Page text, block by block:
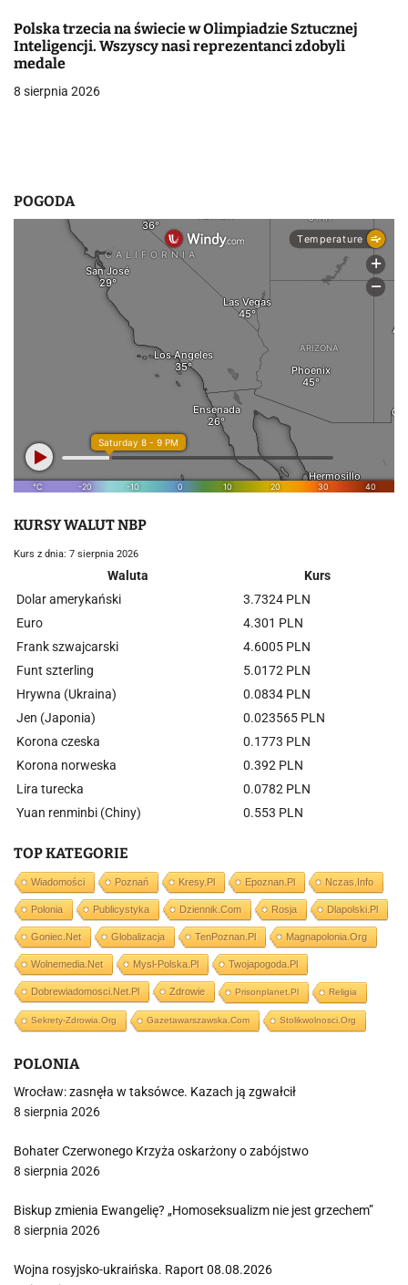
s
u
Polska trzecia na świecie w Olimpiadzie Sztucznej
Inteligencji. Wszyscy nasi reprezentanci zdobyli
medale
8 sierpnia 2026
POGODA
KURSY WALUT NBP
Kurs z dnia: 7 sierpnia 2026
Waluta
Kurs
Dolar amerykański
3.7324 PLN
Euro
4.301 PLN
Frank szwajcarski
4.6005 PLN
Funt szterling
5.0172 PLN
Hrywna (Ukraina)
0.0834 PLN
Jen (Japonia)
0.023565 PLN
Korona czeska
0.1773 PLN
Korona norweska
0.392 PLN
Lira turecka
0.0782 PLN
Yuan renminbi (Chiny)
0.553 PLN
TOP KATEGORIE
Wiadomości Poznań Kresy.pl Epoznan.pl Nczas.info
Polonia Publicystyka Dziennik.com Rosja Dlapolski.pl
Goniec.net Globalizacja TenPoznan.pl Magnapolonia.org
Wolnemedia.net Mysl-Polska.pl Twojapogoda.pl
Dobrewiadomosci.net.pl Zdrowie Prisonplanet.pl Religia
Sekrety-Zdrowia.org Gazetawarszawska.com Stolikwolnosci.org
POLONIA
Wrocław: zasnęła w taksówce. Kazach ją zgwałcił
8 sierpnia 2026
Bohater Czerwonego Krzyża oskarżony o zabójstwo
8 sierpnia 2026
Biskup zmienia Ewangelię? „Homoseksualizm nie jest grzechem”
8 sierpnia 2026
Wojna rosyjsko-ukraińska. Raport 08.08.2026